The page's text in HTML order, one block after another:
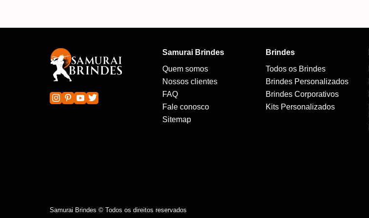
Samurai Brindes
Quem somos
Nossos clientes
FAQ
Fale conosco
Sitemap
Brindes
Todos os Brindes
Brindes Personalizados
Brindes Corporativos
Kits Personalizados
Samurai Brindes © Todos os direitos reservados